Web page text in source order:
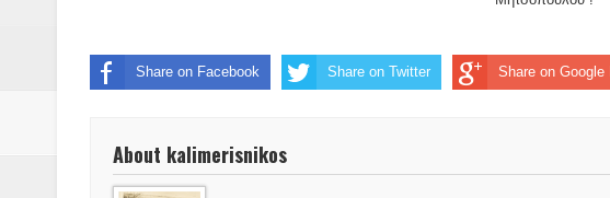
ΝΟΕΜΒΡΙΟΣ 1943 80 χρόνια από το κάψιμο των
Αδελφές Αλεξανδρή: Οι τρίδυμες Ελληνίδες με
Share on Facebook Share on Twitter Share on Google
About kalimerisnikos